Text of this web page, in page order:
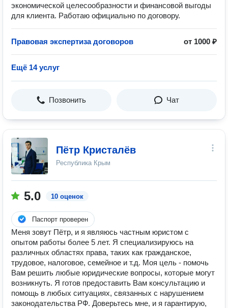
экономической целесообразности и финансовой выгоды
для клиента. Работаю официально по договору.
Правовая экспертиза договоров от 1000 ₽
Ещё 14 услуг
Позвонить Чат
Пётр Кристалёв
Республика Крым
5.0 10 оценок
Паспорт проверен
Меня зовут Пётр, и я являюсь частным юристом с
опытом работы более 5 лет. Я специализируюсь на
различных областях права, таких как гражданское,
трудовое, налоговое, семейное и т.д. Моя цель - помочь
Вам решить любые юридические вопросы, которые могут
возникнуть. Я готов предоставить Вам консультацию и
помощь в любых ситуациях, связанных с нарушением
законодательства РФ. Доверьтесь мне, и я гарантирую,